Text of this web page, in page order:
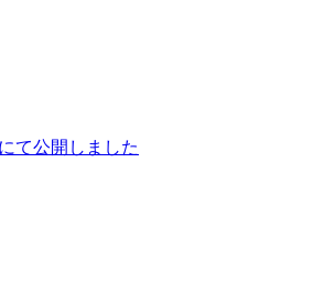
て公開しました